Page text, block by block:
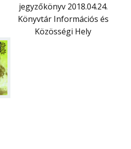
jegyzőkönyv 2018.04.24.
Könyvtár Információs és
Közösségi Hely